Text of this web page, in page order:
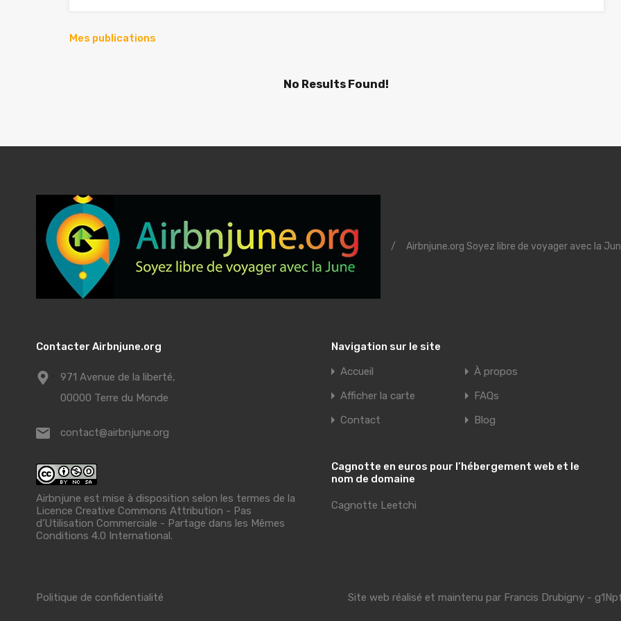
Mes publications
No Results Found!
/ Airbnjune.org Soyez libre de voyager avec la
Contacter Airbnjune.org
971 Avenue de la liberté,
00000 Terre du Monde
contact@airbnjune.org
Airbnjune est mise à disposition selon les termes de la
Licence Creative Commons Attribution - Pas
d’Utilisation Commerciale - Partage dans les Mêmes
Conditions 4.0 International.
Navigation sur le site
Accueil
À propos
Afficher la carte
FAQs
Contact
Blog
Cagnotte en euros pour l’hébergement web et le
nom de domaine
Cagnotte Leetchi
Politique de confidentialité Site web réalisé et maintenu par Francis Drubigny -